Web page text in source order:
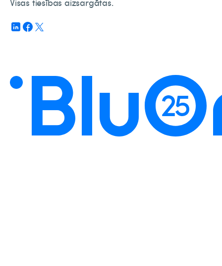
Visas tiesības aizsargātas.